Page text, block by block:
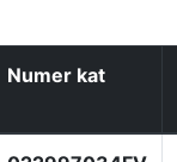
Numer kat